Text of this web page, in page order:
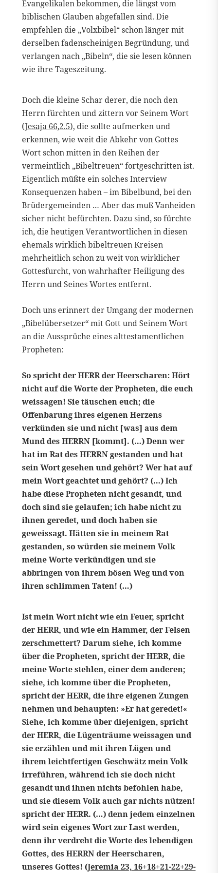
Evangelikalen bekommen, die längst vom
biblischen Glauben abgefallen sind. Die
empfehlen die „Volxbibel“ schon länger mit
derselben fadenscheinigen Begründung, und
verlangen nach „Bibeln“, die sie lesen können
wie ihre Tageszeitung.
Doch die kleine Schar derer, die noch den
Herrn fürchten und zittern vor Seinem Wort
(Jesaja 66,2.5), die sollte aufmerken und
erkennen, wie weit die Abkehr von Gottes
Wort schon mitten in den Reihen der
vermeintlich „Bibeltreuen“ fortgeschritten ist.
Eigentlich müßte ein solches Interview
Konsequenzen haben – im Bibelbund, bei den
Brüdergemeinden … Aber das muß Vanheiden
sicher nicht befürchten. Dazu sind, so fürchte
ich, die heutigen Verantwortlichen in diesen
ehemals wirklich bibeltreuen Kreisen
mehrheitlich schon zu weit von wirklicher
Gottesfurcht, von wahrhafter Heiligung des
Herrn und Seines Wortes entfernt.
Doch uns erinnert der Umgang der modernen
„Bibelübersetzer“ mit Gott und Seinem Wort
an die Aussprüche eines alttestamentlichen
Propheten:
So spricht der HERR der Heerscharen: Hört
nicht auf die Worte der Propheten, die euch
weissagen! Sie täuschen euch; die
Offenbarung ihres eigenen Herzens
verkünden sie und nicht [was] aus dem
Mund des HERRN [kommt]. (…) Denn wer
hat im Rat des HERRN gestanden und hat
sein Wort gesehen und gehört? Wer hat auf
mein Wort geachtet und gehört? (…) Ich
habe diese Propheten nicht gesandt, und
doch sind sie gelaufen; ich habe nicht zu
ihnen geredet, und doch haben sie
geweissagt. Hätten sie in meinem Rat
gestanden, so würden sie meinem Volk
meine Worte verkündigen und sie
abbringen von ihrem bösen Weg und von
ihren schlimmen Taten! (…)
Ist mein Wort nicht wie ein Feuer, spricht
der HERR, und wie ein Hammer, der Felsen
zerschmettert? Darum siehe, ich komme
über die Propheten, spricht der HERR, die
meine Worte stehlen, einer dem anderen;
siehe, ich komme über die Propheten,
spricht der HERR, die ihre eigenen Zungen
nehmen und behaupten: »Er hat geredet!«
Siehe, ich komme über diejenigen, spricht
der HERR, die Lügenträume weissagen und
sie erzählen und mit ihren Lügen und
ihrem leichtfertigen Geschwätz mein Volk
irreführen, während ich sie doch nicht
gesandt und ihnen nichts befohlen habe,
und sie diesem Volk auch gar nichts nützen!
spricht der HERR. (…) denn jedem einzelnen
wird sein eigenes Wort zur Last werden,
denn ihr verdreht die Worte des lebendigen
Gottes, des HERRN der Heerscharen,
unseres Gottes! (Jeremia 23, 16+18+21-22+29-